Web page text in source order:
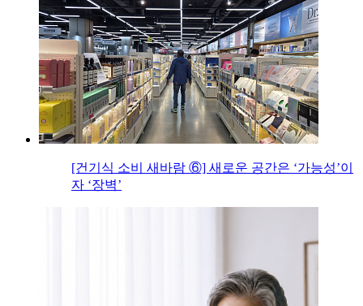
[건기식 소비 새바람 ⑥] 새로운 공간은 ‘가능성’이
자 ‘장벽’